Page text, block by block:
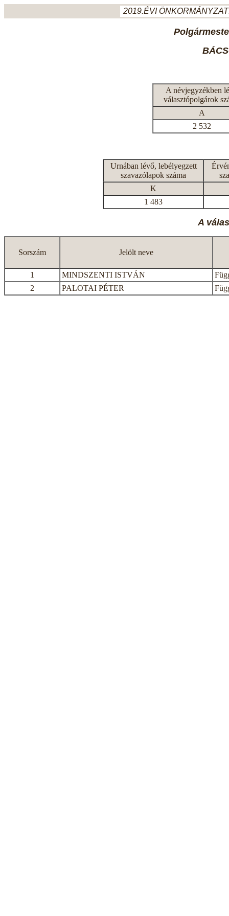
2019.ÉVI
A névjegyzékben
választópolgárok
A
2 532
Urnában lévő, lebélyegzett
szavazólapok száma
K
1 483
A
Sorszám Jelölt neve
1 MINDSZENTI ISTVÁN
2
PALOTAI PÉTER